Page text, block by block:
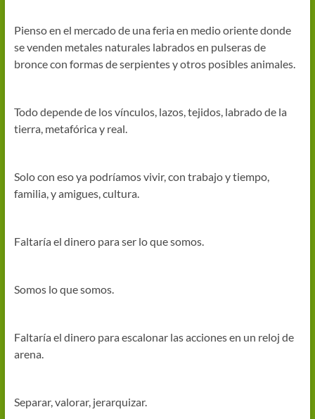
Pienso en el mercado de una feria en medio oriente donde
se venden metales naturales labrados en pulseras de
bronce con formas de serpientes y otros posibles animales.
Todo depende de los vínculos, lazos, tejidos, labrado de la
tierra, metafórica y real.
Solo con eso ya podríamos vivir, con trabajo y tiempo,
familia, y amigues, cultura.
Faltaría el dinero para ser lo que somos.
Somos lo que somos.
Faltaría el dinero para escalonar las acciones en un reloj de
arena.
Separar, valorar, jerarquizar.